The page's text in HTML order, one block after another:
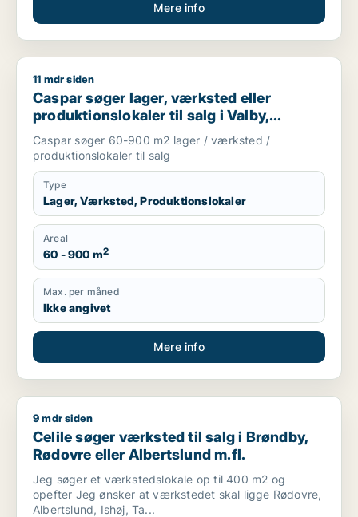
Mere info
Caspar søger lager, værksted eller produktionslokaler til
11 mdr siden
Caspar søger lager, værksted eller
produktionslokaler til salg i Valby,
Glostrup eller Brøndby m.fl.
Caspar søger 60-900 m2 lager / værksted /
produktionslokaler til salg
Type
Lager, Værksted, Produktionslokaler
Areal
60 - 900 m2
Max. per måned
Ikke angivet
Mere info
Celile søger værksted til salg i Brøndby, Rødovre eller
9 mdr siden
Celile søger værksted til salg i Brøndby,
Rødovre eller Albertslund m.fl.
Jeg søger et værkstedslokale op til 400 m2 og
opefter Jeg ønsker at værkstedet skal ligge Rødovre,
Albertslund, Ishøj, Ta...